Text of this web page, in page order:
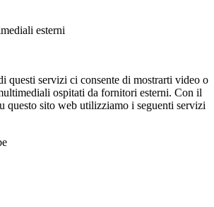
esterni
questi servizi ci consente di mostrarti video o
ospitati da fornitori esterni. Con il
questo sito web utilizziamo i seguenti servizi